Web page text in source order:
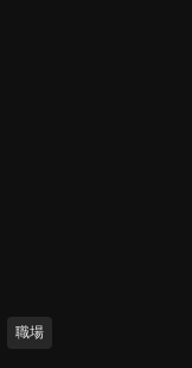
職場